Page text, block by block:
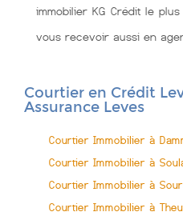
immobilier KG Crédit le
vous recevoir aussi en
Courtier en Crédit
Assurance Leves
Courtier Immobilier à
Courtier Immobilier à
Courtier Immobilier à
Courtier Immobilier à